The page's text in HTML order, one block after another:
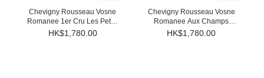
Chevigny Rousseau Vosne
Romanee 1er Cru Les Petits
Monts 2023
HK$1,780.00
Chevigny Rousseau Vosne
Romanee Aux Champs
Perdrix 2023
HK$1,780.00